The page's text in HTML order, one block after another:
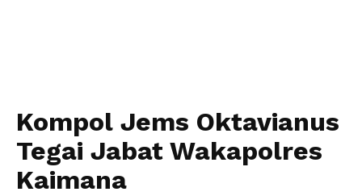
Kompol Jems Oktavianus
Tegai Jabat Wakapolres
Kaimana